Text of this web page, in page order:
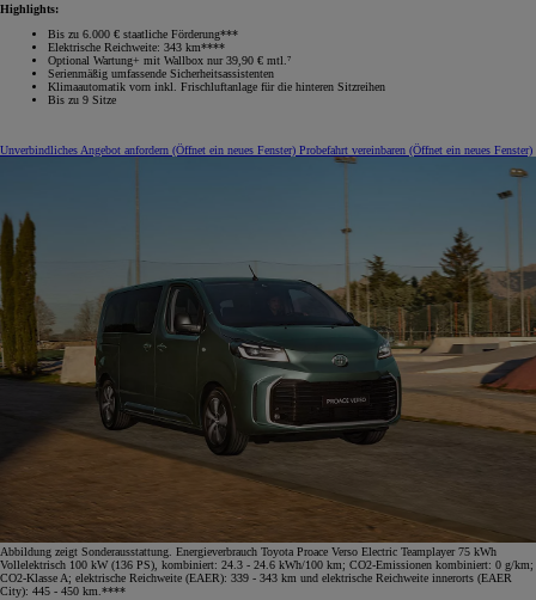
Highlights:
Bis zu 6.000 € staatliche Förderung***
Elektrische Reichweite: 343 km****
Optional Wartung+ mit Wallbox nur 39,90 € mtl.⁷
Serienmäßig umfassende Sicherheitsassistenten
Klimaautomatik vorn inkl. Frischluftanlage für die hinteren Sitzreihen
Bis zu 9 Sitze
Unverbindliches Angebot anfordern (Öffnet ein neues Fenster) Probefahrt vereinbaren (Öffnet ein neues Fenster)
Abbildung zeigt Sonderausstattung. Energieverbrauch Toyota Proace Verso Electric Teamplayer 75 kWh
Vollelektrisch 100 kW (136 PS), kombiniert: 24.3 - 24.6 kWh/100 km; CO2-Emissionen kombiniert: 0 g/km;
CO2-Klasse A; elektrische Reichweite (EAER): 339 - 343 km und elektrische Reichweite innerorts (EAER
City): 445 - 450 km.****